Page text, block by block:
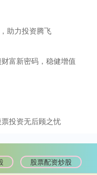
助力投资腾飞
富新密码，稳健增值
投资无后顾之忧
股票配资炒股